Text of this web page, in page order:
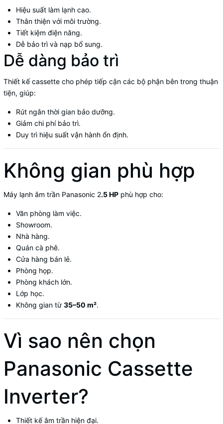
Hiệu suất làm lạnh cao.
Thân thiện với môi trường.
Tiết kiệm điện năng.
Dễ bảo trì và nạp bổ sung.
Dễ dàng bảo trì
Thiết kế cassette cho phép tiếp cận các bộ phận bên trong thuận
tiện, giúp:
Rút ngắn thời gian bảo dưỡng.
Giảm chi phí bảo trì.
Duy trì hiệu suất vận hành ổn định.
Không gian phù hợp
Máy lạnh âm trần Panasonic 2.5 HP phù hợp cho:
Văn phòng làm việc.
Showroom.
Nhà hàng.
Quán cà phê.
Cửa hàng bán lẻ.
Phòng họp.
Phòng khách lớn.
Lớp học.
Không gian từ 35–50 m².
Vì sao nên chọn
Panasonic Cassette
Inverter?
Thiết kế âm trần hiện đại.